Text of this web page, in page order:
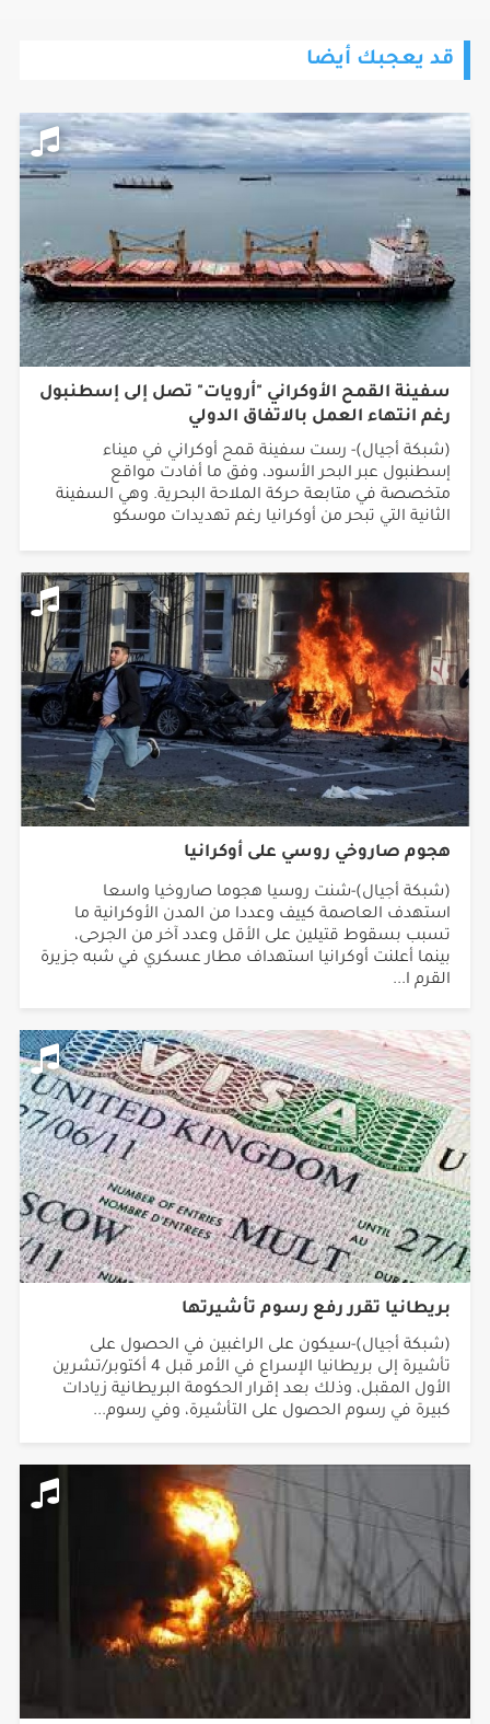
قد يعجبك أيضا
سفينة القمح الأوكراني "أرويات" تصل إلى إسطنبول
رغم انتهاء العمل بالاتفاق الدولي
(شبكة أجيال)- رست سفينة قمح أوكراني في ميناء
إسطنبول عبر البحر الأسود، وفق ما أفادت مواقع
متخصصة في متابعة حركة الملاحة البحرية. وهي السفينة
الثانية التي تبحر من أوكرانيا رغم تهديدات موسكو
هجوم صاروخي روسي على أوكرانيا
(شبكة أجيال)-شنت روسيا هجوما صاروخيا واسعا
استهدف العاصمة كييف وعددا من المدن الأوكرانية ما
تسبب بسقوط قتيلين على الأقل وعدد آخر من الجرحى،
بينما أعلنت أوكرانيا استهداف مطار عسكري في شبه جزيرة
القرم ا...
بريطانيا تقرر رفع رسوم تأشيرتها
(شبكة أجيال)-سيكون على الراغبين في الحصول على
تأشيرة إلى بريطانيا الإسراع في الأمر قبل 4 أكتوبر/تشرين
الأول المقبل، وذلك بعد إقرار الحكومة البريطانية زيادات
كبيرة في رسوم الحصول على التأشيرة، وفي رسوم...